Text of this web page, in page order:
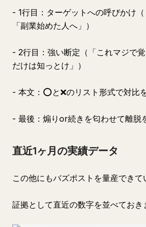
- 1行目：ターゲットへの呼びかけ（
「副業始めた人へ」）
- 2行目：強い断定（「これマジで
だけは知っとけ」）
- 本文：⭕️と❌のリスト形式で対比
- 最後：煽りor続きを匂わせて離脱
直近1ヶ月の実績データ
この他にもバズポストを量産できて
証拠として直近の数字を並べておき